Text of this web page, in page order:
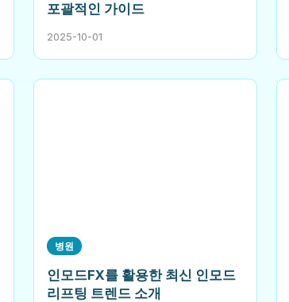
포괄적인 가이드
2025-10-01
병원
인모드FX를 활용한 최신 인모드
리프팅 트렌드 소개